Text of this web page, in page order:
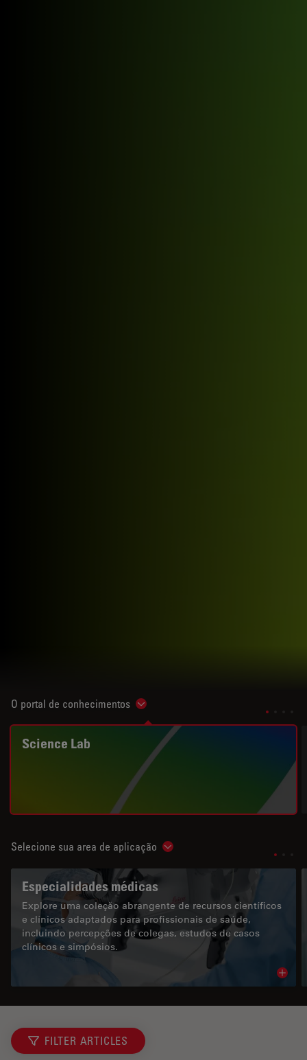
O portal de conhecimentos Show subnavigation
Science Lab
Selecione sua area de aplicação Show subnavigation
Especialidades médicas
Explore uma coleção abrangente de recursos científicos
e clínicos adaptados para profissionais de saúde,
incluindo percepções de colegas, estudos de casos
clínicos e simpósios.
FILTER ARTICLES